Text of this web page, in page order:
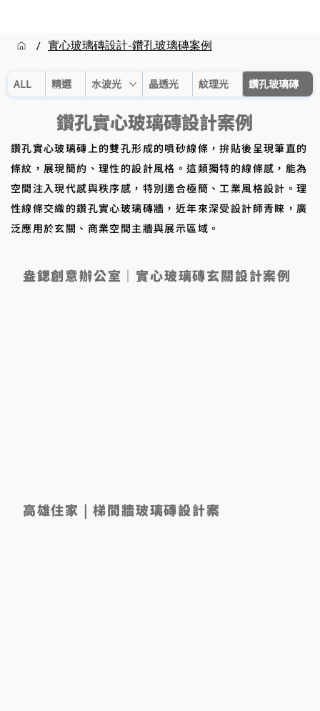
/ 實心玻璃磚設計-鑽孔玻璃磚案例
ALL 精選 水波光 晶透光 紋理光 鑽孔玻璃磚
鑽孔實心玻璃磚設計案例
鑽孔實心玻璃磚上的雙孔形成的噴砂線條，拚貼後呈現筆直的
條紋，展現簡約、理性的設計風格。這類獨特的線條感，能為
空間注入現代感與秩序感，特別適合極簡、工業風格設計。理
性線條交織的鑽孔實心玻璃磚牆，近年來深受設計師青睞，廣
泛應用於玄關、商業空間主牆與展示區域。
盎鍶創意辦公室｜實心玻璃磚玄關設計案例
高雄住家 | 梯間牆玻璃磚設計案